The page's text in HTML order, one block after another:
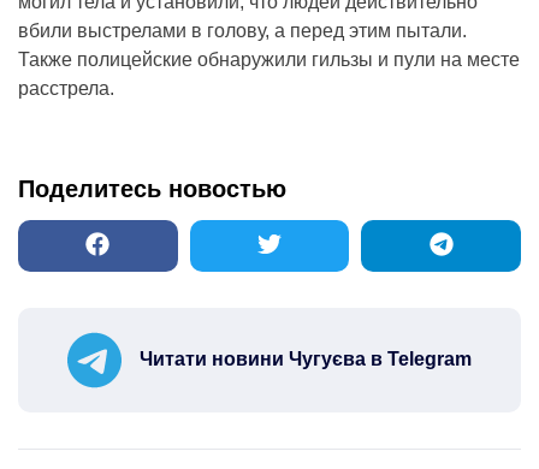
вбили выстрелами в голову, а перед этим пытали.
Также полицейские обнаружили гильзы и пули на месте
расстрела.
Поделитесь новостью
Читати новини Чугуєва в Telegram